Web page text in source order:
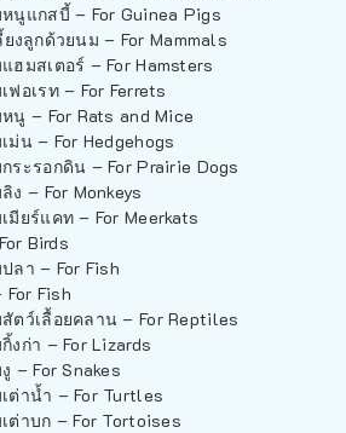
นูแกสบี้ – For Guinea Pigs
งลูกด้วยนม – For Mammals
ฮมสเตอร์ – For Hamsters
ฟอเรท – For Ferrets
นู – For Rats and Mice
ม่น – For Hedgehogs
ระรอกดิน – For Prairie Dogs
ง – For Monkeys
มียร์แคท – For Meerkats
Birds
ลา – For Fish
Fish
ตว์เลื้อยคลาน – For Reptiles
งก่า – For Lizards
– For Snakes
ต่าน้ำ – For Turtles
ต่าบก – For Tortoises